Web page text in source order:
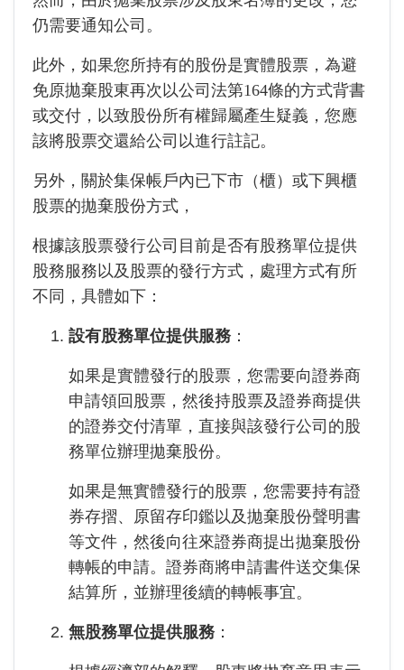
仍需要通知公司。
此外，如果您所持有的股份是實體股票，為避
免原拋棄股東再次以公司法第164條的方式背書
或交付，以致股份所有權歸屬產生疑義，您應
該將股票交還給公司以進行註記。
另外，關於集保帳戶內已下市（櫃）或下興櫃
股票的拋棄股份方式，
根據該股票發行公司目前是否有股務單位提供
股務服務以及股票的發行方式，處理方式有所
不同，具體如下：
設有股務單位提供服務 ：
如果是實體發行的股票，您需要向證券商
申請領回股票，然後持股票及證券商提供
的證券交付清單，直接與該發行公司的股
務單位辦理拋棄股份。
如果是無實體發行的股票，您需要持有證
券存摺、原留存印鑑以及拋棄股份聲明書
等文件，然後向往來證券商提出拋棄股份
轉帳的申請。證券商將申請書件送交集保
結算所，並辦理後續的轉帳事宜。
無股務單位提供服務 ：